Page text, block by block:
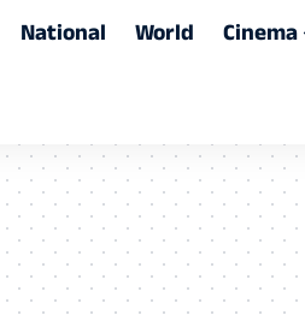
National World Cinema